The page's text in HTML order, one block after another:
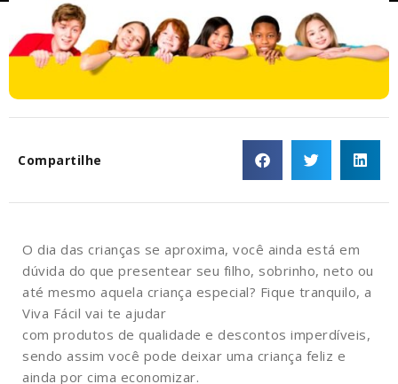
Compartilhe
O dia das crianças se aproxima, você ainda está em
dúvida do que presentear seu filho, sobrinho, neto ou
até mesmo aquela criança especial? Fique tranquilo, a
Viva Fácil vai te ajudar
com produtos de qualidade e descontos imperdíveis,
sendo assim você pode deixar uma criança feliz e
ainda por cima economizar.